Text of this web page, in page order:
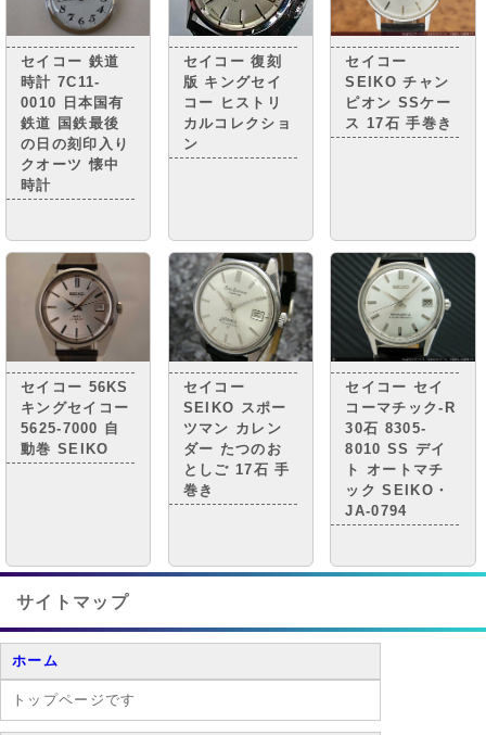
セイコーに次ぐ
高級腕時計とさ
れる 「キング
セイコー」。
セイコー 鉄道
時計 7C11-
0010 日本国有
鉄道 国鉄最後
の日の刻印入り
クオーツ 懐中
時計
セイコー 復刻
版 キングセイ
コー ヒストリ
カルコレクショ
ン
セイコー
SEIKO チャン
ピオン SSケー
ス 17石 手巻き
セイコー 56KS
キングセイコー
5625-7000 自
動巻 SEIKO
セイコー
SEIKO スポー
ツマン カレン
ダー たつのお
としご 17石 手
巻き
セイコー セイ
コーマチック-R
30石 8305-
8010 SS デイ
ト オートマチ
ック SEIKO・
JA-0794
サイトマップ
ホーム
トップページです